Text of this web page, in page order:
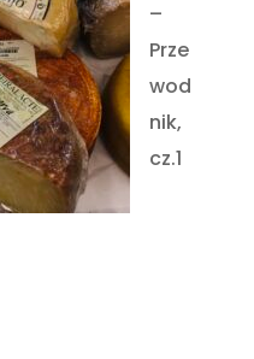
–
Prze
wod
nik,
cz.1